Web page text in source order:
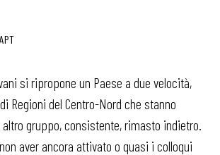
si ripropone un Paese a due velocità,
Regioni del Centro-Nord che stanno
altro gruppo, consistente, rimasto indietro.
aver ancora attivato o quasi i colloqui